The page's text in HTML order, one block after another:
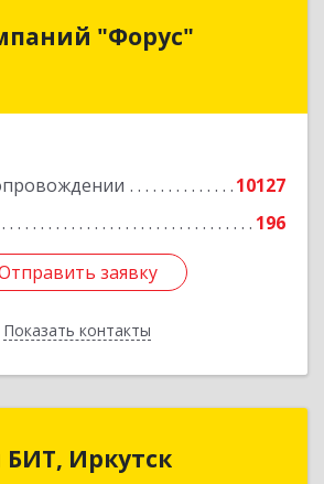
"Форус"
10127
196
заявку
Показать контакты
компаний "Форус"
обл, Иркутск г, Ямская ул,
заявку
Назад
Иркутск
БИТ, Иркутск